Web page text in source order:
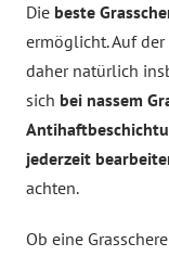
Die beste
ermöglicht. Auf
daher natürlich
sich bei nassem
jederzeit
achten.
Ob eine